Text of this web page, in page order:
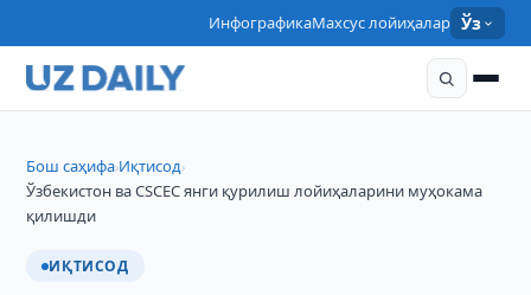
ИнфографикаМахсус лойиҳалар Ўз
Бош саҳифа›Иқтисод›
Ўзбекистон ва CSCEC янги қурилиш лойиҳаларини муҳокама
қилишди
ИҚТИСОД